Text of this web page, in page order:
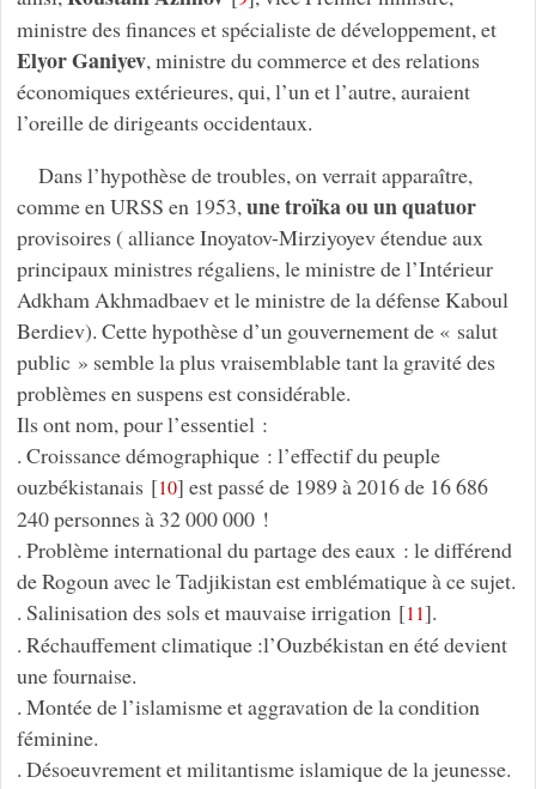
ministre des finances et spécialiste de développement, et
Elyor Ganiyev, ministre du commerce et des relations
économiques extérieures, qui, l’un et l’autre, auraient
l’oreille de dirigeants occidentaux.
Dans l’hypothèse de troubles, on verrait apparaître,
comme en URSS en 1953, une troïka ou un quatuor
provisoires ( alliance Inoyatov-Mirziyoyev étendue aux
principaux ministres régaliens, le ministre de l’Intérieur
Adkham Akhmadbaev et le ministre de la défense Kaboul
Berdiev). Cette hypothèse d’un gouvernement de « salut
public » semble la plus vraisemblable tant la gravité des
problèmes en suspens est considérable.
Ils ont nom, pour l’essentiel :
. Croissance démographique : l’effectif du peuple
ouzbékistanais [10] est passé de 1989 à 2016 de 16 686
240 personnes à 32 000 000 !
. Problème international du partage des eaux : le différend
de Rogoun avec le Tadjikistan est emblématique à ce sujet.
. Salinisation des sols et mauvaise irrigation [11].
. Réchauffement climatique :l’Ouzbékistan en été devient
une fournaise.
. Montée de l’islamisme et aggravation de la condition
féminine.
. Désoeuvrement et militantisme islamique de la jeunesse.